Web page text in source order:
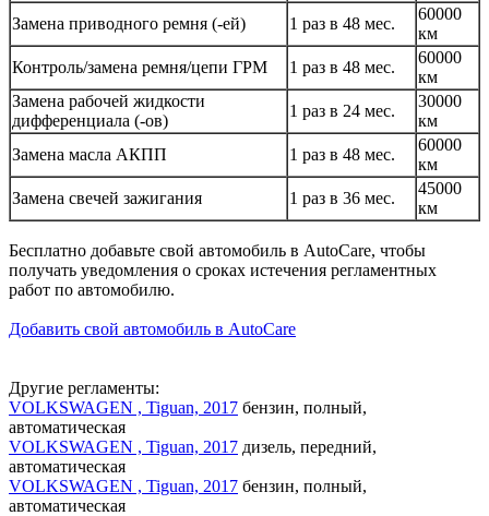
Замена приводного ремня (-ей)
1 раз в 48 мес.
60000
км
Контроль/замена ремня/цепи ГРМ
1 раз в 48 мес.
60000
км
Замена рабочей жидкости
дифференциала (-ов)
1 раз в 24 мес.
30000
км
Замена масла АКПП
1 раз в 48 мес.
60000
км
Замена свечей зажигания
1 раз в 36 мес.
45000
км
Бесплатно добавьте свой автомобиль в AutoCare, чтобы
получать уведомления о сроках истечения регламентных
работ по автомобилю.
Добавить свой автомобиль в AutoCare
Другие регламенты:
VOLKSWAGEN , Tiguan, 2017 бензин, полный,
автоматическая
VOLKSWAGEN , Tiguan, 2017 дизель, передний,
автоматическая
VOLKSWAGEN , Tiguan, 2017 бензин, полный,
автоматическая